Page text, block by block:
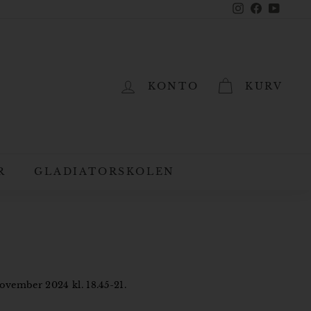
InstagramFacebook
KONTO KURV
GLADIATORSKOLEN
2024 kl. 18.45-21.